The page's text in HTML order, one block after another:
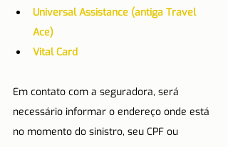
Universal Assistance (antiga Travel
Ace)
Vital Card
Em contato com a seguradora, será
necessário informar o endereço onde está
no momento do sinistro, seu CPF ou